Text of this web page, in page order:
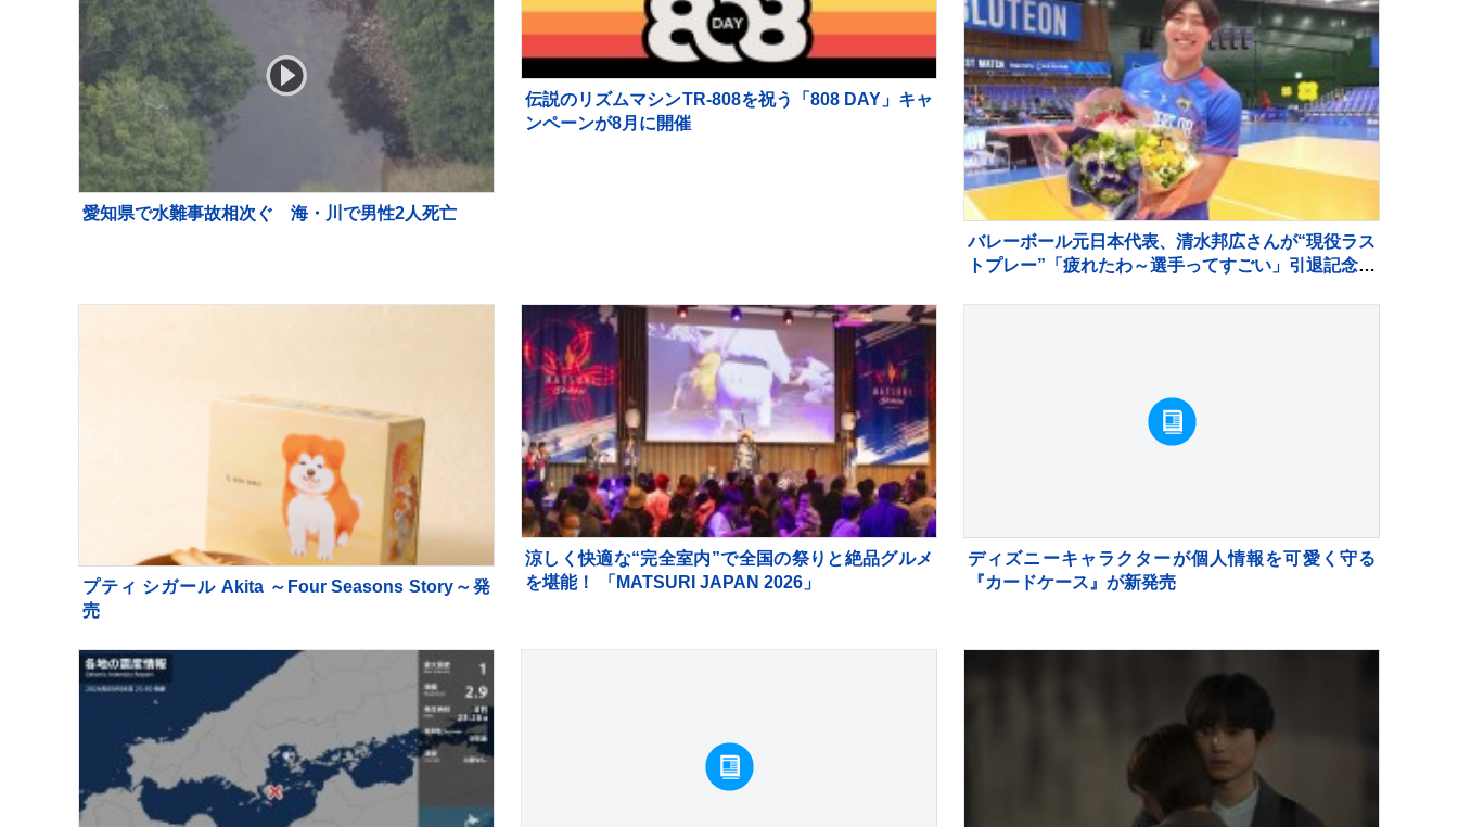
愛知県で水難事故相次ぐ 海・川で男性2人死亡
伝説のリズムマシンTR-808を祝う「808 DAY」キャ
ンペーンが8月に開催
バレーボール元日本代表、清水邦広さんが“現役ラス
トプレー”「疲れたわ～選手ってすごい」引退記念試
プティ シガール Akita ～Four Seasons Story～発
売
涼しく快適な“完全室内”で全国の祭りと絶品グルメ
を堪能！ 「MATSURI JAPAN 2026」
ディズニーキャラクターが個人情報を可愛く守る
『カードケース』が新発売